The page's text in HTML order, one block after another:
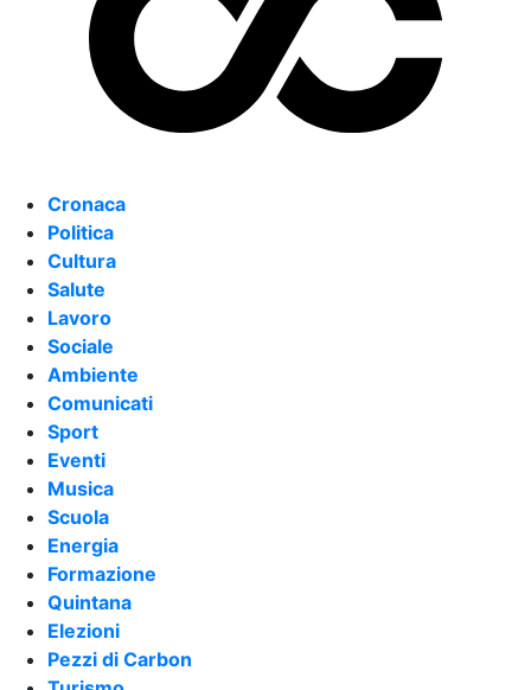
Cronaca
Politica
Cultura
Salute
Lavoro
Sociale
Ambiente
Comunicati
Sport
Eventi
Musica
Scuola
Energia
Formazione
Quintana
Elezioni
Pezzi di Carbon